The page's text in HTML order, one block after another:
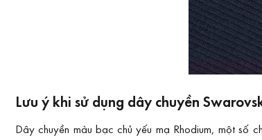
Lưu ý khi sử dụng dây chuyền
Dây chuyền màu bạc chủ yếu mạ Rhodium, một số